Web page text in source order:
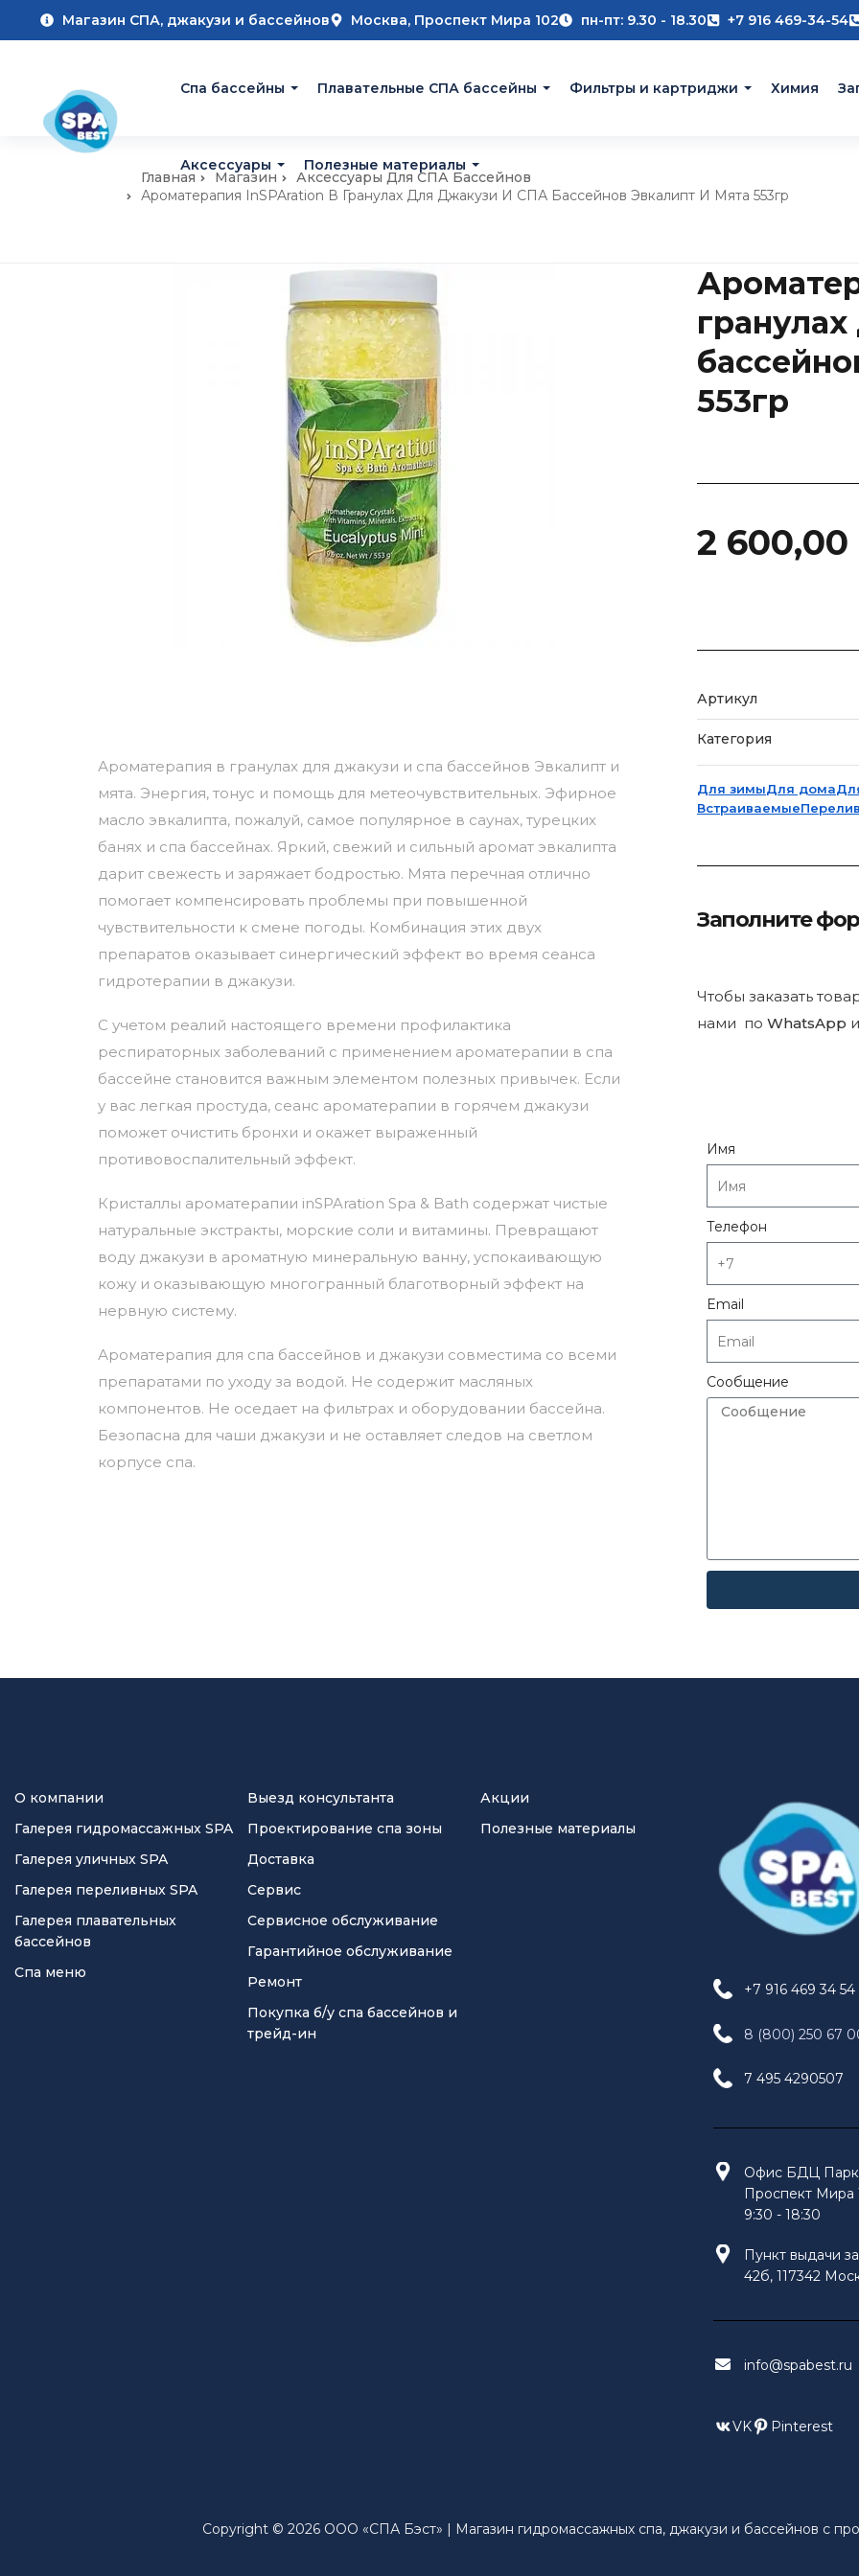
Магазин СПА, джакузи и бассейнов Москва, Проспект Мира 102 пн-пт: 9.30 - 18.30 +7 916 469-34-54
Cпа бассейны Плавательные СПА бассейны Фильтры и картриджи Химия
Аксессуары Полезные материалы
Главная Магазин
Аксессуары Для СПА Бассейнов
Ароматерапия InSPAration В Гранулах Для Джакузи И СПА Бассейнов Эвкалипт И Мята 553гр
Ароматерапия в гранулах для джакузи и спа бассейнов Эвкалипт и
мята. Энергия, тонус и помощь для метеочувствительных. Эфирное
масло эвкалипта, пожалуй, самое популярное в саунах, турецких
банях и спа бассейнах. Яркий, свежий и сильный аромат эвкалипта
дарит свежесть и заряжает бодростью. Мята перечная отлично
помогает компенсировать проблемы при повышенной
чувствительности к смене погоды. Комбинация этих двух
препаратов оказывает синергический эффект во время сеанса
гидротерапии в джакузи.
С учетом реалий настоящего времени профилактика
респираторных заболеваний с применением ароматерапии в спа
бассейне становится важным элементом полезных привычек. Если
у вас легкая простуда, сеанс ароматерапии в горячем джакузи
поможет очистить бронхи и окажет выраженный
противовоспалительный эффект.
Кристаллы ароматерапии inSPAration Spa & Bath содержат чистые
натуральные экстракты, морские соли и витамины. Превращают
воду джакузи в ароматную минеральную ванну, успокаивающую
кожу и оказывающую многогранный благотворный эффект на
нервную систему.
Ароматерапия для спа бассейнов и джакузи совместима со всеми
препаратами по уходу за водой. Не содержит масляных
компонентов. Не оседает на фильтрах и оборудовании бассейна.
Безопасна для чаши джакузи и не оставляет следов на светлом
корпусе спа.
553гр
2 600,00
Артикул
Категория
Для зимыДля дома
Встраиваемые
Заполните
Чтобы заказать
нами по WhatsApp
Имя
Телефон
Email
Сообщение
О компании
Галерея гидромассажных SPA
Галерея уличных SPA
Галерея переливных SPA
Галерея плавательных
бассейнов
Спа меню
Выезд консультанта
Проектирование спа зоны
Доставка
Сервис
Сервисное обслуживание
Гарантийное обслуживание
Ремонт
Покупка б/у спа бассейнов и
трейд-ин
Акции
Полезные материалы
+7 916 469 34 54
8 (800) 250 67
7 495 4290507
Офис БДЦ Парк
Проспект Мира
9:30 - 18:30
Пункт выдачи
42б, 117342
info@spabest.ru
VK Pinterest
Copyright © 2026 ООО «СПА Бэст» | Магазин гидромассажных спа, джакузи и бассейнов с